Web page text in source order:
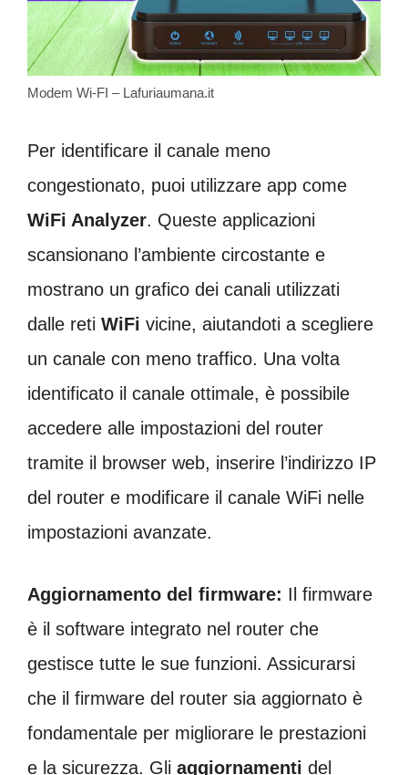
Modem Wi-FI – Lafuriaumana.it
Per identificare il canale meno
congestionato, puoi utilizzare app come
WiFi Analyzer. Queste applicazioni
scansionano l’ambiente circostante e
mostrano un grafico dei canali utilizzati
dalle reti WiFi vicine, aiutandoti a scegliere
un canale con meno traffico. Una volta
identificato il canale ottimale, è possibile
accedere alle impostazioni del router
tramite il browser web, inserire l’indirizzo IP
del router e modificare il canale WiFi nelle
impostazioni avanzate.
Aggiornamento del firmware: Il firmware
è il software integrato nel router che
gestisce tutte le sue funzioni. Assicurarsi
che il firmware del router sia aggiornato è
fondamentale per migliorare le prestazioni
e la sicurezza. Gli aggiornamenti del